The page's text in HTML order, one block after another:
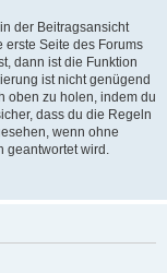
der Beitragsansicht
erste Seite des Forums
dann ist die Funktion
ist nicht genügend
oben zu holen, indem du
dass du die Regeln
wenn ohne
geantwortet wird.